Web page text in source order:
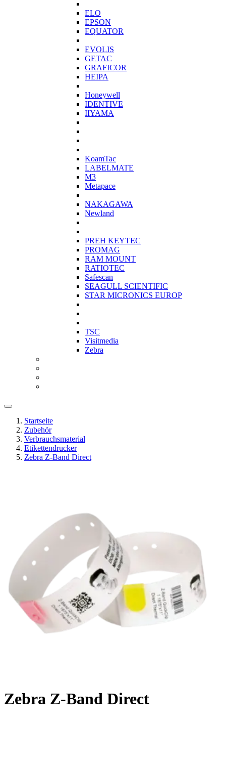
ELO
EPSON
EQUATOR
EVOLIS
GETAC
GRAFICOR
HEIPA
Honeywell
IDENTIVE
IIYAMA
KoamTac
LABELMATE
M3
Metapace
NAKAGAWA
Newland
PREH KEYTEC
PROMAG
RAM MOUNT
RATIOTEC
Safescan
SEAGULL SCIENTIFIC
STAR MICRONICS EUROP
TSC
Visitmedia
Zebra
Startseite
Zubehör
Verbrauchsmaterial
Etikettendrucker
Zebra Z-Band Direct
Zebra Z-Band Direct